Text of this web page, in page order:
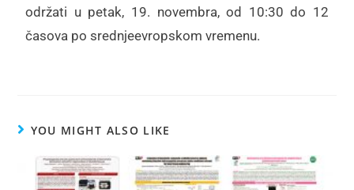
održati u petak, 19. novembra, od 10:30 do 12
časova po srednjeevropskom vremenu.
YOU MIGHT ALSO LIKE